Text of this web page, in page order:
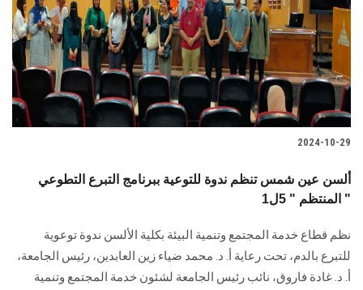
2024-10-29
ألسن عين شمس تنظم ندوة للتوعية ببرنامج التبرع التطوعي
المنتظم " 5ل1 "
نظم قطاع خدمة المجتمع وتنمية البيئة بكلية الألسن ندوة توعوية
للتبرع بالدم، تحت رعاية أ. د. ‏محمد ضياء زين العابدين، رئيس الجامعة،
أ. د. غادة فاروق، نائب رئيس الجامعة لشئون خدمة ‏المجتمع وتنمية